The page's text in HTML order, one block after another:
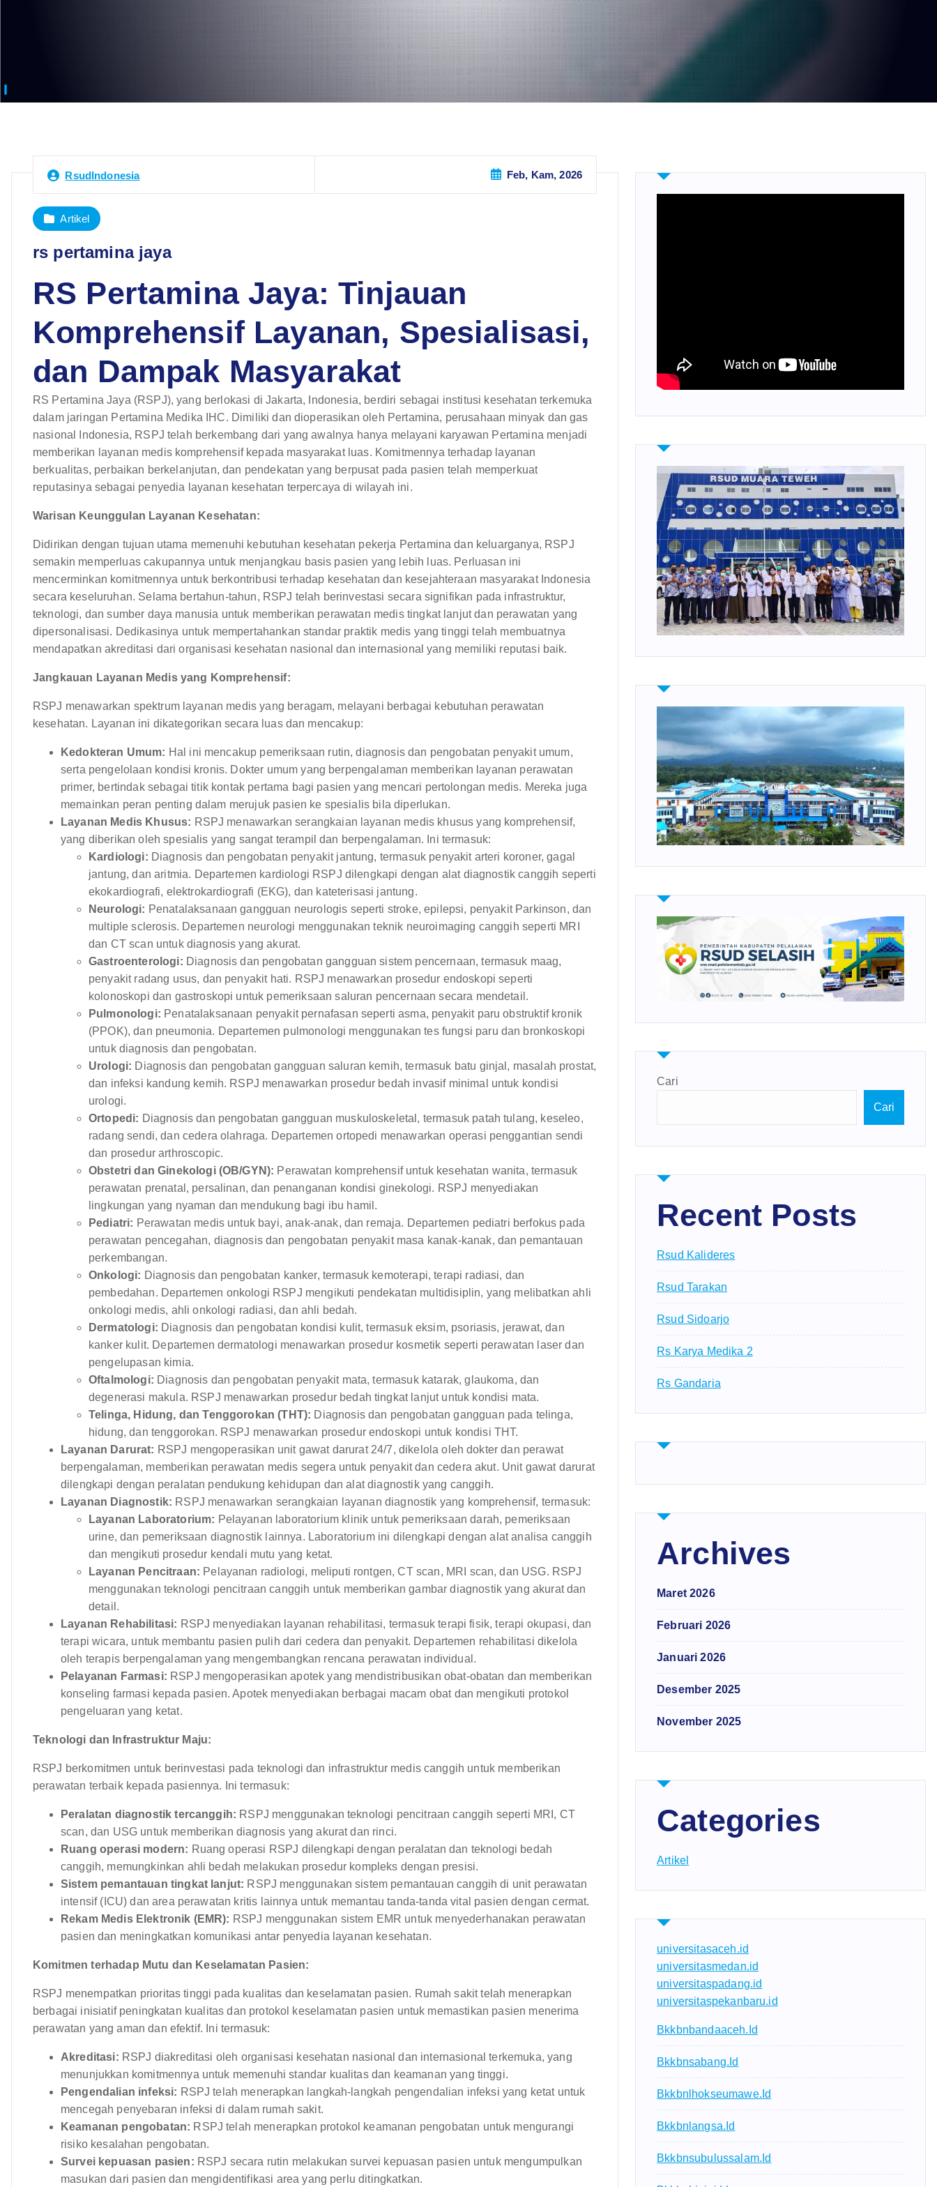
RsudIndonesia Feb, Kam, 2026
Artikel
rs pertamina jaya
RS Pertamina Jaya: Tinjauan
Komprehensif Layanan, Spesialisasi,
dan Dampak Masyarakat
RS Pertamina Jaya (RSPJ), yang berlokasi di Jakarta, Indonesia, berdiri sebagai institusi kesehatan terkemuka
dalam jaringan Pertamina Medika IHC. Dimiliki dan dioperasikan oleh Pertamina, perusahaan minyak dan gas
nasional Indonesia, RSPJ telah berkembang dari yang awalnya hanya melayani karyawan Pertamina menjadi
memberikan layanan medis komprehensif kepada masyarakat luas. Komitmennya terhadap layanan
berkualitas, perbaikan berkelanjutan, dan pendekatan yang berpusat pada pasien telah memperkuat
reputasinya sebagai penyedia layanan kesehatan terpercaya di wilayah ini.
Warisan Keunggulan Layanan Kesehatan:
Didirikan dengan tujuan utama memenuhi kebutuhan kesehatan pekerja Pertamina dan keluarganya, RSPJ
semakin memperluas cakupannya untuk menjangkau basis pasien yang lebih luas. Perluasan ini
mencerminkan komitmennya untuk berkontribusi terhadap kesehatan dan kesejahteraan masyarakat Indonesia
secara keseluruhan. Selama bertahun-tahun, RSPJ telah berinvestasi secara signifikan pada infrastruktur,
teknologi, dan sumber daya manusia untuk memberikan perawatan medis tingkat lanjut dan perawatan yang
dipersonalisasi. Dedikasinya untuk mempertahankan standar praktik medis yang tinggi telah membuatnya
mendapatkan akreditasi dari organisasi kesehatan nasional dan internasional yang memiliki reputasi baik.
Jangkauan Layanan Medis yang Komprehensif:
RSPJ menawarkan spektrum layanan medis yang beragam, melayani berbagai kebutuhan perawatan
kesehatan. Layanan ini dikategorikan secara luas dan mencakup:
Kedokteran Umum: Hal ini mencakup pemeriksaan rutin, diagnosis dan pengobatan penyakit umum,
serta pengelolaan kondisi kronis. Dokter umum yang berpengalaman memberikan layanan perawatan
primer, bertindak sebagai titik kontak pertama bagi pasien yang mencari pertolongan medis. Mereka juga
memainkan peran penting dalam merujuk pasien ke spesialis bila diperlukan.
Layanan Medis Khusus: RSPJ menawarkan serangkaian layanan medis khusus yang komprehensif,
yang diberikan oleh spesialis yang sangat terampil dan berpengalaman. Ini termasuk:
Kardiologi: Diagnosis dan pengobatan penyakit jantung, termasuk penyakit arteri koroner, gagal
jantung, dan aritmia. Departemen kardiologi RSPJ dilengkapi dengan alat diagnostik canggih seperti
ekokardiografi, elektrokardiografi (EKG), dan kateterisasi jantung.
Neurologi: Penatalaksanaan gangguan neurologis seperti stroke, epilepsi, penyakit Parkinson, dan
multiple sclerosis. Departemen neurologi menggunakan teknik neuroimaging canggih seperti MRI
dan CT scan untuk diagnosis yang akurat.
Gastroenterologi: Diagnosis dan pengobatan gangguan sistem pencernaan, termasuk maag,
penyakit radang usus, dan penyakit hati. RSPJ menawarkan prosedur endoskopi seperti
kolonoskopi dan gastroskopi untuk pemeriksaan saluran pencernaan secara mendetail.
Pulmonologi: Penatalaksanaan penyakit pernafasan seperti asma, penyakit paru obstruktif kronik
(PPOK), dan pneumonia. Departemen pulmonologi menggunakan tes fungsi paru dan bronkoskopi
untuk diagnosis dan pengobatan.
Urologi: Diagnosis dan pengobatan gangguan saluran kemih, termasuk batu ginjal, masalah prostat,
dan infeksi kandung kemih. RSPJ menawarkan prosedur bedah invasif minimal untuk kondisi
urologi.
Ortopedi: Diagnosis dan pengobatan gangguan muskuloskeletal, termasuk patah tulang, keseleo,
radang sendi, dan cedera olahraga. Departemen ortopedi menawarkan operasi penggantian sendi
dan prosedur arthroscopic.
Obstetri dan Ginekologi (OB/GYN): Perawatan komprehensif untuk kesehatan wanita, termasuk
perawatan prenatal, persalinan, dan penanganan kondisi ginekologi. RSPJ menyediakan
lingkungan yang nyaman dan mendukung bagi ibu hamil.
Pediatri: Perawatan medis untuk bayi, anak-anak, dan remaja. Departemen pediatri berfokus pada
perawatan pencegahan, diagnosis dan pengobatan penyakit masa kanak-kanak, dan pemantauan
perkembangan.
Onkologi: Diagnosis dan pengobatan kanker, termasuk kemoterapi, terapi radiasi, dan
pembedahan. Departemen onkologi RSPJ mengikuti pendekatan multidisiplin, yang melibatkan ahli
onkologi medis, ahli onkologi radiasi, dan ahli bedah.
Dermatologi: Diagnosis dan pengobatan kondisi kulit, termasuk eksim, psoriasis, jerawat, dan
kanker kulit. Departemen dermatologi menawarkan prosedur kosmetik seperti perawatan laser dan
pengelupasan kimia.
Oftalmologi: Diagnosis dan pengobatan penyakit mata, termasuk katarak, glaukoma, dan
degenerasi makula. RSPJ menawarkan prosedur bedah tingkat lanjut untuk kondisi mata.
Telinga, Hidung, dan Tenggorokan (THT): Diagnosis dan pengobatan gangguan pada telinga,
hidung, dan tenggorokan. RSPJ menawarkan prosedur endoskopi untuk kondisi THT.
Layanan Darurat: RSPJ mengoperasikan unit gawat darurat 24/7, dikelola oleh dokter dan perawat
berpengalaman, memberikan perawatan medis segera untuk penyakit dan cedera akut. Unit gawat darurat
dilengkapi dengan peralatan pendukung kehidupan dan alat diagnostik yang canggih.
Layanan Diagnostik: RSPJ menawarkan serangkaian layanan diagnostik yang komprehensif, termasuk:
Layanan Laboratorium: Pelayanan laboratorium klinik untuk pemeriksaan darah, pemeriksaan
urine, dan pemeriksaan diagnostik lainnya. Laboratorium ini dilengkapi dengan alat analisa canggih
dan mengikuti prosedur kendali mutu yang ketat.
Layanan Pencitraan: Pelayanan radiologi, meliputi rontgen, CT scan, MRI scan, dan USG. RSPJ
menggunakan teknologi pencitraan canggih untuk memberikan gambar diagnostik yang akurat dan
detail.
Layanan Rehabilitasi: RSPJ menyediakan layanan rehabilitasi, termasuk terapi fisik, terapi okupasi, dan
terapi wicara, untuk membantu pasien pulih dari cedera dan penyakit. Departemen rehabilitasi dikelola
oleh terapis berpengalaman yang mengembangkan rencana perawatan individual.
Pelayanan Farmasi: RSPJ mengoperasikan apotek yang mendistribusikan obat-obatan dan memberikan
konseling farmasi kepada pasien. Apotek menyediakan berbagai macam obat dan mengikuti protokol
pengeluaran yang ketat.
Teknologi dan Infrastruktur Maju:
RSPJ berkomitmen untuk berinvestasi pada teknologi dan infrastruktur medis canggih untuk memberikan
perawatan terbaik kepada pasiennya. Ini termasuk:
Peralatan diagnostik tercanggih: RSPJ menggunakan teknologi pencitraan canggih seperti MRI, CT
scan, dan USG untuk memberikan diagnosis yang akurat dan rinci.
Ruang operasi modern: Ruang operasi RSPJ dilengkapi dengan peralatan dan teknologi bedah
canggih, memungkinkan ahli bedah melakukan prosedur kompleks dengan presisi.
Sistem pemantauan tingkat lanjut: RSPJ menggunakan sistem pemantauan canggih di unit perawatan
intensif (ICU) dan area perawatan kritis lainnya untuk memantau tanda-tanda vital pasien dengan cermat.
Rekam Medis Elektronik (EMR): RSPJ menggunakan sistem EMR untuk menyederhanakan perawatan
pasien dan meningkatkan komunikasi antar penyedia layanan kesehatan.
Komitmen terhadap Mutu dan Keselamatan Pasien:
RSPJ menempatkan prioritas tinggi pada kualitas dan keselamatan pasien. Rumah sakit telah menerapkan
berbagai inisiatif peningkatan kualitas dan protokol keselamatan pasien untuk memastikan pasien menerima
perawatan yang aman dan efektif. Ini termasuk:
Akreditasi: RSPJ diakreditasi oleh organisasi kesehatan nasional dan internasional terkemuka, yang
menunjukkan komitmennya untuk memenuhi standar kualitas dan keamanan yang tinggi.
Pengendalian infeksi: RSPJ telah menerapkan langkah-langkah pengendalian infeksi yang ketat untuk
mencegah penyebaran infeksi di dalam rumah sakit.
Keamanan pengobatan: RSPJ telah menerapkan protokol keamanan pengobatan untuk mengurangi
risiko kesalahan pengobatan.
Survei kepuasan pasien: RSPJ secara rutin melakukan survei kepuasan pasien untuk mengumpulkan
masukan dari pasien dan mengidentifikasi area yang perlu ditingkatkan.
Cari
Cari
Recent Posts
Rsud Kalideres
Rsud Tarakan
Rsud Sidoarjo
Rs Karya Medika 2
Rs Gandaria
Archives
Maret 2026
Februari 2026
Januari 2026
Desember 2025
November 2025
Categories
Artikel
universitasaceh.id
universitasmedan.id
universitaspadang.id
universitaspekanbaru.id
Bkkbnbandaaceh.id
Bkkbnsabang.id
Bkkbnlhokseumawe.id
Bkkbnlangsa.id
Bkkbnsubulussalam.id